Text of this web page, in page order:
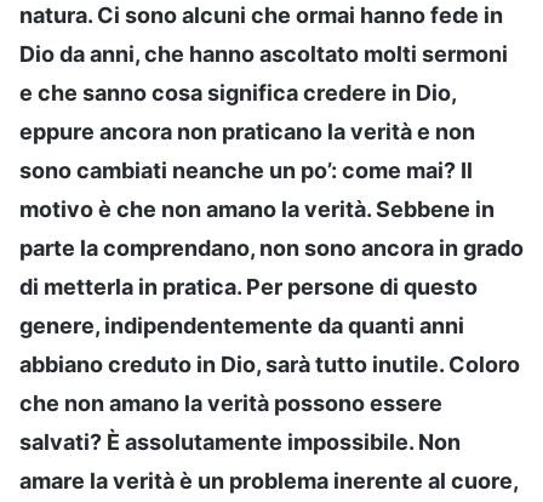
natura. Ci sono alcuni che ormai hanno fede in
Dio da anni, che hanno ascoltato molti sermoni
e che sanno cosa significa credere in Dio,
eppure ancora non praticano la verità e non
sono cambiati neanche un po’: come mai? Il
motivo è che non amano la verità. Sebbene in
parte la comprendano, non sono ancora in grado
di metterla in pratica. Per persone di questo
genere, indipendentemente da quanti anni
abbiano creduto in Dio, sarà tutto inutile. Coloro
che non amano la verità possono essere
salvati? È assolutamente impossibile. Non
amare la verità è un problema inerente al cuore,